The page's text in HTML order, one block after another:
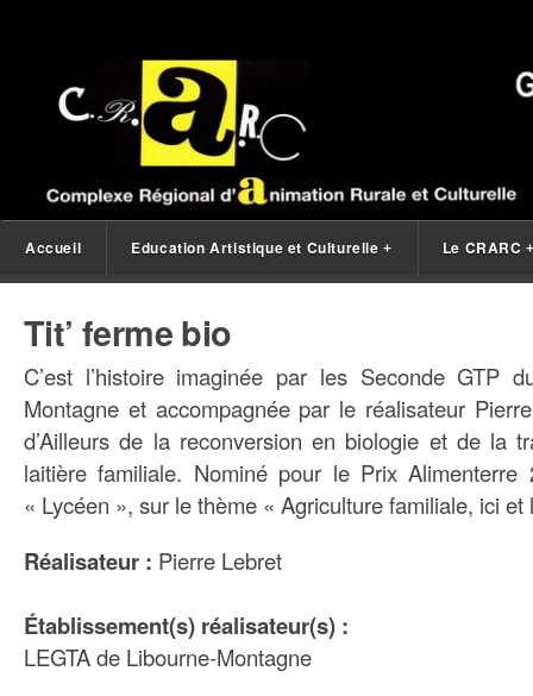
Accueil Education Artistique et Culturelle + Le CRARC
Tit’ ferme bio
C’est l’histoire imaginée par les Seconde GTP
Montagne et accompagnée par le réalisateur
d’Ailleurs de la reconversion en biologie et de la
laitière familiale. Nominé pour le Prix
« Lycéen », sur le thème « Agriculture familiale, ici et
Réalisateur : Pierre Lebret
Établissement(s) réalisateur(s) :
LEGTA de Libourne-Montagne